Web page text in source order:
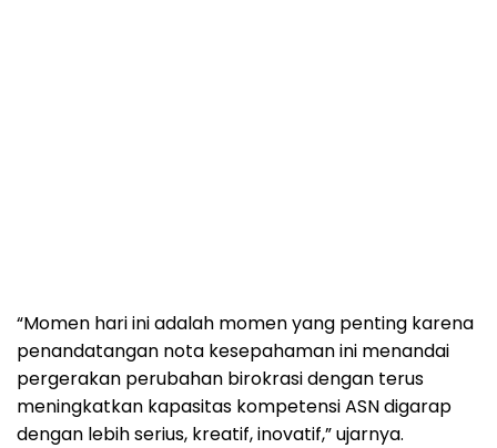
“Momen hari ini adalah momen yang penting karena
penandatangan nota kesepahaman ini menandai
pergerakan perubahan birokrasi dengan terus
meningkatkan kapasitas kompetensi ASN digarap
dengan lebih serius, kreatif, inovatif,” ujarnya.